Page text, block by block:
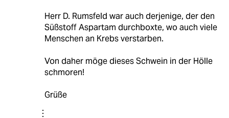
Herr D. Rumsfeld war auch derjenige, der den
Süßstoff Aspartam durchboxte, wo auch viele
Menschen an Krebs verstarben.
Von daher möge dieses Schwein in der Hölle
schmoren!
Grüße